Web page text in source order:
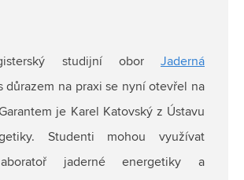
studijní obor Jaderná
důrazem na praxi se nyní otevřel na
je Karel Katovský z Ústavu
Studenti mohou využívat
jaderné energetiky a